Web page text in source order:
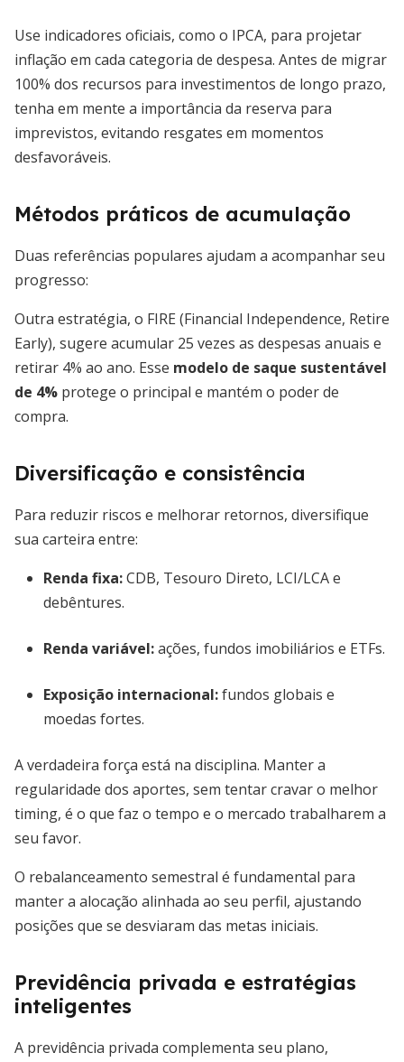
Use indicadores oficiais, como o IPCA, para projetar
inflação em cada categoria de despesa. Antes de migrar
100% dos recursos para investimentos de longo prazo,
tenha em mente a importância da reserva para
imprevistos, evitando resgates em momentos
desfavoráveis.
Métodos práticos de acumulação
Duas referências populares ajudam a acompanhar seu
progresso:
Outra estratégia, o FIRE (Financial Independence, Retire
Early), sugere acumular 25 vezes as despesas anuais e
retirar 4% ao ano. Esse modelo de saque sustentável
de 4% protege o principal e mantém o poder de
compra.
Diversificação e consistência
Para reduzir riscos e melhorar retornos, diversifique
sua carteira entre:
Renda fixa:CDB, Tesouro Direto, LCI/LCA e
debêntures.
Renda variável:ações, fundos imobiliários e ETFs.
Exposição internacional:fundos globais e
moedas fortes.
A verdadeira força está na disciplina. Manter a
regularidade dos aportes, sem tentar cravar o melhor
timing, é o que faz o tempo e o mercado trabalharem a
seu favor.
O rebalanceamento semestral é fundamental para
manter a alocação alinhada ao seu perfil, ajustando
posições que se desviaram das metas iniciais.
Previdência privada e estratégias
inteligentes
A previdência privada complementa seu plano,